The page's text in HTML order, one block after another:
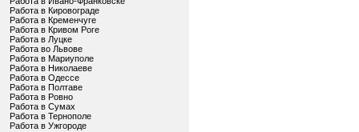
Работа в Кировограде
Работа в Кременчуге
Работа в Кривом Роге
Работа в Луцке
Работа во Львове
Работа в Мариуполе
Работа в Николаеве
Работа в Одессе
Работа в Полтаве
Работа в Ровно
Работа в Сумах
Работа в Тернополе
Работа в Ужгороде